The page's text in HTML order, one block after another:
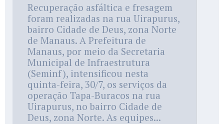
Recuperação asfáltica e fresagem
foram realizadas na rua Uirapurus,
bairro Cidade de Deus, zona Norte
de Manaus. A Prefeitura de
Manaus, por meio da Secretaria
Municipal de Infraestrutura
(Seminf), intensificou nesta
quinta-feira, 30/7, os serviços da
operação Tapa-Buracos na rua
Uirapurus, no bairro Cidade de
Deus, zona Norte. As equipes...